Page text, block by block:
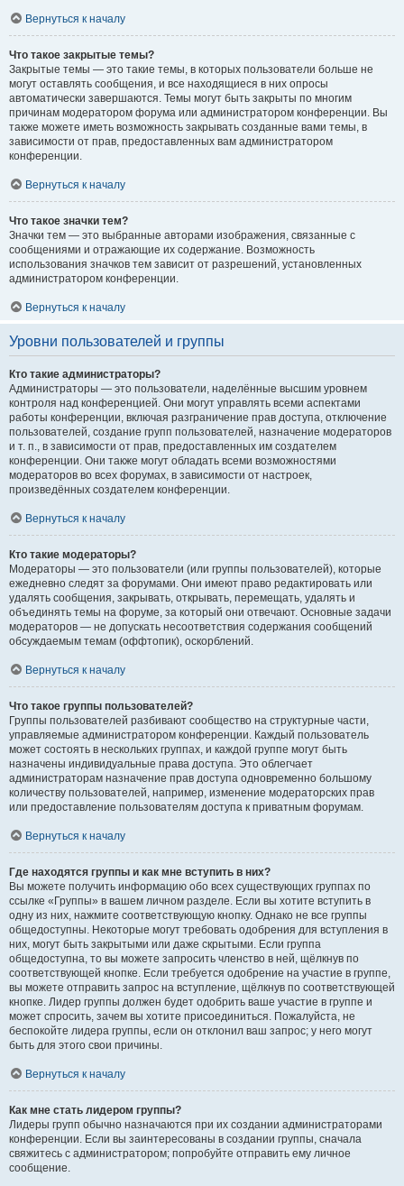
Вернуться к началу
Что такое закрытые темы?
Закрытые темы — это такие темы, в которых пользователи больше не
могут оставлять сообщения, и все находящиеся в них опросы
автоматически завершаются. Темы могут быть закрыты по многим
причинам модератором форума или администратором конференции. Вы
также можете иметь возможность закрывать созданные вами темы, в
зависимости от прав, предоставленных вам администратором
конференции.
Вернуться к началу
Что такое значки тем?
Значки тем — это выбранные авторами изображения, связанные с
сообщениями и отражающие их содержание. Возможность
использования значков тем зависит от разрешений, установленных
администратором конференции.
Вернуться к началу
Уровни пользователей и группы
Кто такие администраторы?
Администраторы — это пользователи, наделённые высшим уровнем
контроля над конференцией. Они могут управлять всеми аспектами
работы конференции, включая разграничение прав доступа, отключение
пользователей, создание групп пользователей, назначение модераторов
и т. п., в зависимости от прав, предоставленных им создателем
конференции. Они также могут обладать всеми возможностями
модераторов во всех форумах, в зависимости от настроек,
произведённых создателем конференции.
Вернуться к началу
Кто такие модераторы?
Модераторы — это пользователи (или группы пользователей), которые
ежедневно следят за форумами. Они имеют право редактировать или
удалять сообщения, закрывать, открывать, перемещать, удалять и
объединять темы на форуме, за который они отвечают. Основные задачи
модераторов — не допускать несоответствия содержания сообщений
обсуждаемым темам (оффтопик), оскорблений.
Вернуться к началу
Что такое группы пользователей?
Группы пользователей разбивают сообщество на структурные части,
управляемые администратором конференции. Каждый пользователь
может состоять в нескольких группах, и каждой группе могут быть
назначены индивидуальные права доступа. Это облегчает
администраторам назначение прав доступа одновременно большому
количеству пользователей, например, изменение модераторских прав
или предоставление пользователям доступа к приватным форумам.
Вернуться к началу
Где находятся группы и как мне вступить в них?
Вы можете получить информацию обо всех существующих группах по
ссылке «Группы» в вашем личном разделе. Если вы хотите вступить в
одну из них, нажмите соответствующую кнопку. Однако не все группы
общедоступны. Некоторые могут требовать одобрения для вступления в
них, могут быть закрытыми или даже скрытыми. Если группа
общедоступна, то вы можете запросить членство в ней, щёлкнув по
соответствующей кнопке. Если требуется одобрение на участие в группе,
вы можете отправить запрос на вступление, щёлкнув по соответствующей
кнопке. Лидер группы должен будет одобрить ваше участие в группе и
может спросить, зачем вы хотите присоединиться. Пожалуйста, не
беспокойте лидера группы, если он отклонил ваш запрос; у него могут
быть для этого свои причины.
Вернуться к началу
Как мне стать лидером группы?
Лидеры групп обычно назначаются при их создании администраторами
конференции. Если вы заинтересованы в создании группы, сначала
свяжитесь с администратором; попробуйте отправить ему личное
сообщение.